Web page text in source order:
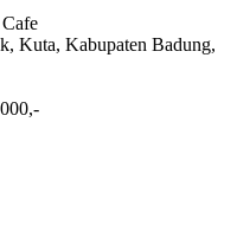
Kuta, Kabupaten Badung,